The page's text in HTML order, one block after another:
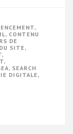
,
, CONTENU
DE
SITE ,
,
,
, SEARCH
DIGITALE,